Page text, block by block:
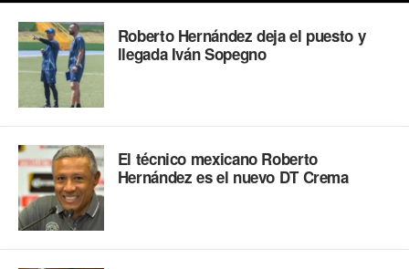
Roberto Hernández deja el puesto y
llegada Iván Sopegno
El técnico mexicano Roberto
Hernández es el nuevo DT Crema